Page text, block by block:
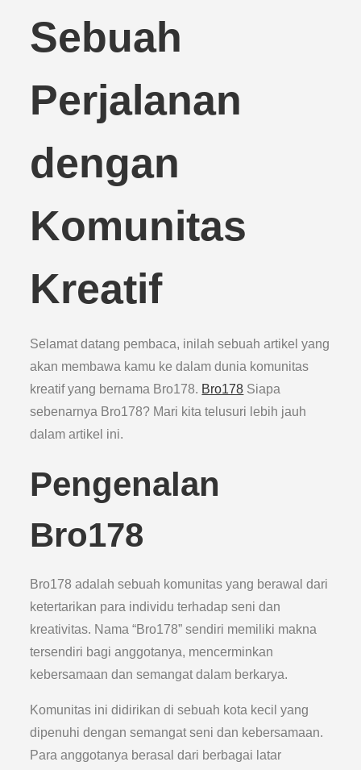
Sebuah
Perjalanan
dengan
Komunitas
Kreatif
Selamat datang pembaca, inilah sebuah artikel yang
akan membawa kamu ke dalam dunia komunitas
kreatif yang bernama Bro178. Bro178 Siapa
sebenarnya Bro178? Mari kita telusuri lebih jauh
dalam artikel ini.
Pengenalan
Bro178
Bro178 adalah sebuah komunitas yang berawal dari
ketertarikan para individu terhadap seni dan
kreativitas. Nama “Bro178” sendiri memiliki makna
tersendiri bagi anggotanya, mencerminkan
kebersamaan dan semangat dalam berkarya.
Komunitas ini didirikan di sebuah kota kecil yang
dipenuhi dengan semangat seni dan kebersamaan.
Para anggotanya berasal dari berbagai latar